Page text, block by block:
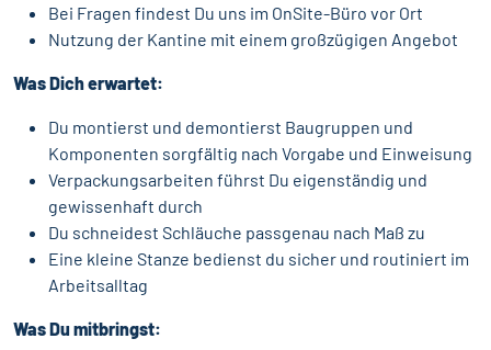
Bei Fragen findest Du uns im OnSite-Büro vor Ort
Nutzung der Kantine mit einem großzügigen Angebot
Was Dich erwartet:
Du montierst und demontierst Baugruppen und
Komponenten sorgfältig nach Vorgabe und Einweisung
Verpackungsarbeiten führst Du eigenständig und
gewissenhaft durch
Du schneidest Schläuche passgenau nach Maß zu
Eine kleine Stanze bedienst du sicher und routiniert im
Arbeitsalltag
Was Du mitbringst: